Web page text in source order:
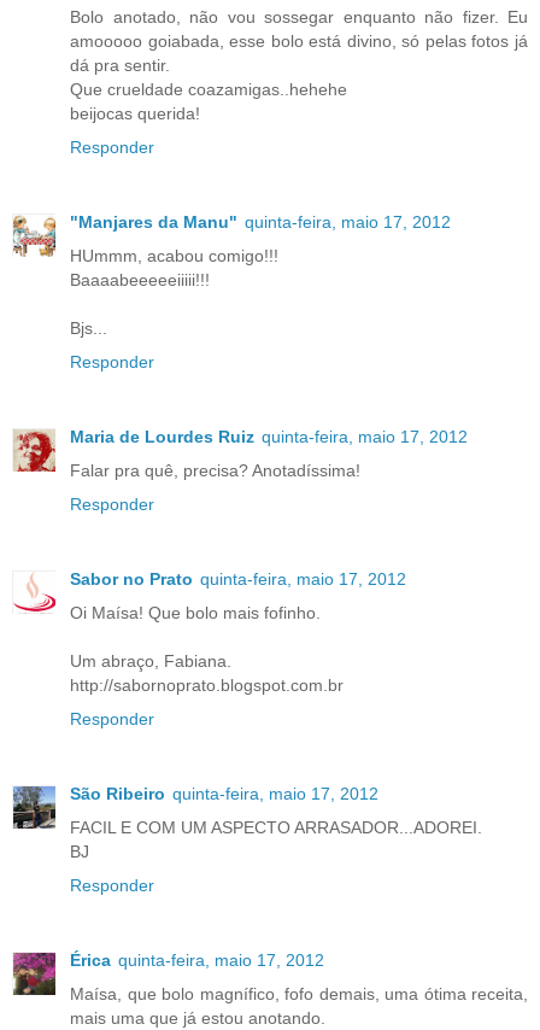
Bolo anotado, não vou sossegar enquanto não fizer. Eu
amooooo goiabada, esse bolo está divino, só pelas fotos já
dá pra sentir.
Que crueldade coazamigas..hehehe
beijocas querida!
Responder
"Manjares da Manu" quinta-feira, maio 17, 2012
HUmmm, acabou comigo!!!
Baaaabeeeeeiiiii!!!
Bjs...
Responder
Maria de Lourdes Ruiz quinta-feira, maio 17, 2012
Falar pra quê, precisa? Anotadíssima!
Responder
Sabor no Prato quinta-feira, maio 17, 2012
Oi Maísa! Que bolo mais fofinho.
Um abraço, Fabiana.
http://sabornoprato.blogspot.com.br
Responder
São Ribeiro quinta-feira, maio 17, 2012
FACIL E COM UM ASPECTO ARRASADOR...ADOREI.
BJ
Responder
Érica quinta-feira, maio 17, 2012
Maísa, que bolo magnífico, fofo demais, uma ótima receita,
mais uma que já estou anotando.